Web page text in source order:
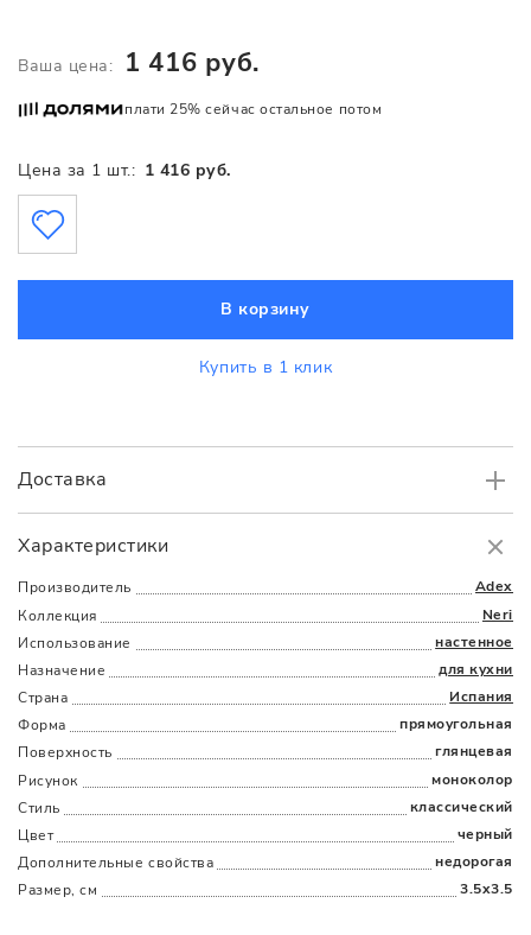
Характеристики
Производитель
Adex
Коллекция
Neri
Использование
настенное
Назначение
для кухни
Страна
Испания
Форма
прямоугольная
Поверхность
глянцевая
Рисунок
моноколор
Стиль
классический
Цвет
черный
Дополнительные cвойства
недорогая
Размер, см
3.5x3.5
Доставка
Доставка
НаличымиКартойПо счетуДолями
Цена за 1 шт.: 1 416 руб.
Ваша цена: 1 416 руб.
плати 25% сейчас остальное потом
В корзину
Купить в 1 клик